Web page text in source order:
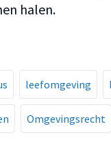
halen.
leefomgeving
Omgevingsrecht